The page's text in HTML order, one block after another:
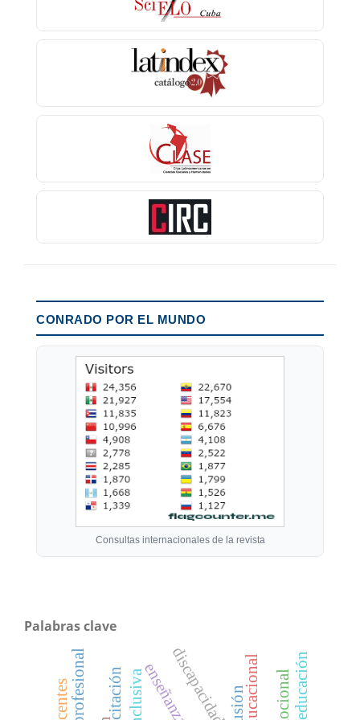
CONRADO POR EL MUNDO
Consultas internacionales de la revista
Palabras clave
enseñanzadiscapacidad educación